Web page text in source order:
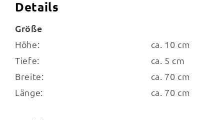
Jacken und Mäntel, aber ebenso Schlüssel,
Schirme oder sogar Kopfhörer aufhängen.
Zudem ist das Paneel so tief, dass dessen
Oberkante verschiedenen Dekoelementen
Platz bietet. Die Maße der Wandgarderobe
betragen ca. 70 x 10 x 5 cm (LxHxT). Sie ist in
Details
Größe
Höhe:
ca. 10 cm
Tiefe:
ca. 5 cm
Breite:
ca. 70 cm
Länge:
ca. 70 cm